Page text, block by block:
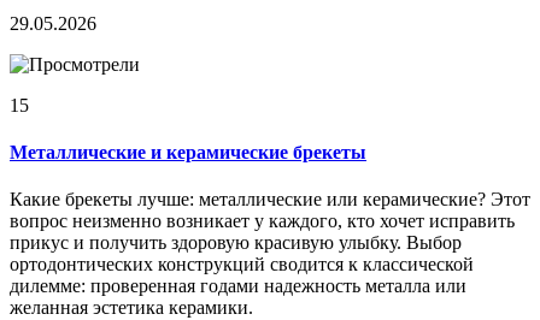
29.05.2026
15
Металлические и керамические брекеты
Какие брекеты лучше: металлические или керамические? Этот
вопрос неизменно возникает у каждого, кто хочет исправить
прикус и получить здоровую красивую улыбку. Выбор
ортодонтических конструкций сводится к классической
дилемме: проверенная годами надежность металла или
желанная эстетика керамики.